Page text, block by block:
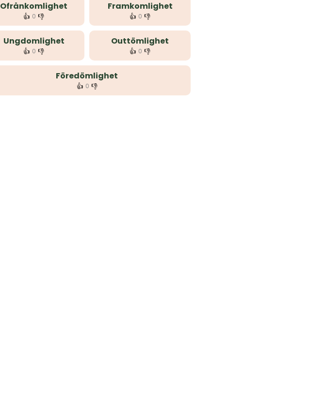
Ofrånkomlighet
👍 0 👎
Framkomlighet
👍 0 👎
Ungdomlighet
👍 0 👎
Outtömlighet
👍 0 👎
Föredömlighet
👍 0 👎